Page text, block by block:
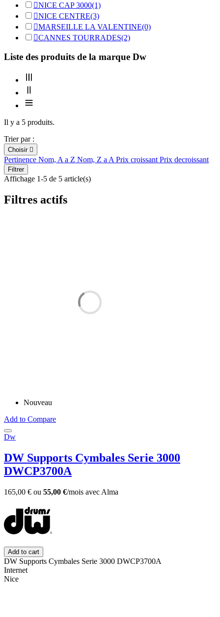
NICE CAP 3000(1)
NICE CENTRE(3)
MARSEILLE LA VALENTINE(0)
CANNES TOURRADES(2)
Liste des produits de la marque Dw
Il y a 5 produits.
Trier par :
Choisir 
Pertinence Nom, A a Z Nom, Z a A Prix croissant Prix decroissant
Filtrer
Affichage 1-5 de 5 article(s)
Filtres actifs
Nouveau
Add to Compare
Dw
DW Supports Cymbales Serie 3000
DWCP3700A
165,00 € ou 55,00 €/mois avec Alma
Add to cart
DW Supports Cymbales Serie 3000 DWCP3700A
Internet
Nice